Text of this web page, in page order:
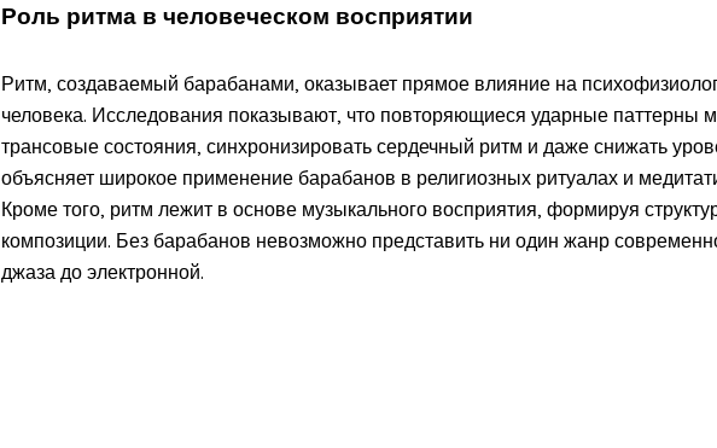
Роль ритма в человеческом восприятии
Ритм, создаваемый барабанами, оказывает прямое влияние на
человека. Исследования показывают, что повторяющиеся ударные паттерны
трансовые состояния, синхронизировать сердечный ритм и даже снижать
объясняет широкое применение барабанов в религиозных ритуалах и
Кроме того, ритм лежит в основе музыкального восприятия, формируя
композиции. Без барабанов невозможно представить ни один жанр
джаза до электронной.